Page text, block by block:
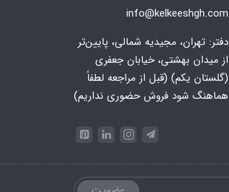
info@kelkeeshgh.com
دفتر: تهران، مجیدیه شمالی، پایین‌تر
از میدان بهشتی، خیابان جعفری
(گلستان یکم) (قبل از مراجعه لطفاً
هماهنگ شود فروش حضوری نداریم)